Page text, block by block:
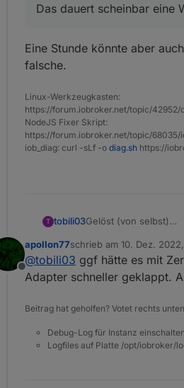
Wenn ich jetzt aber
Einen neuen APP-
bleibt ein gelbes
Was habe ich falsch
Das dauert scheinbar eine
Eine Stunde könnte aber
falsche.
Linux-Werkzeugkasten:
https://forum.iobroker.net/topic/
NodeJS Fixer Skript:
https://forum.iobroker.net/topic/
iob_diag: curl -sLf -o diag.sh https://
T tobili03Gelöst (von selbst)
meine
Wenn ich jetzt aber
Offline
apollon77schrieb am 10. Dez.
zuletzt editiert von
@tobili03 ggf hätte es mit
Adapter schneller geklappt.
Beitrag hat geholfen? Votet rechts
Debug-Log für Instanz
Logfiles auf Platte /opt/iobroker/